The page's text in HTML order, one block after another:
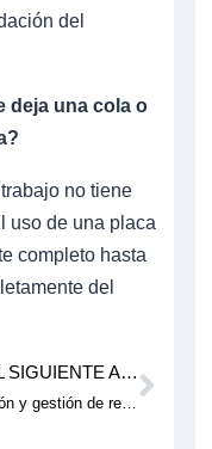
del
deja una cola o
no tiene
uso de una placa
completo hasta
del
LEA EL SIGUIENTE ARTÍCULO TÉCNICO.
Selección y gestión de refrigerantes para corte con sierra de hilo de diamante